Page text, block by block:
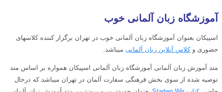
آموزشگاه زبان آلمانی خوب
اسپیکان بعنوان آموزشگاه زبان آلمانی خوب در تهران برگزار کننده کلاسهای
حضوری وکلاس آنلاین زبان آلمانی میباشد.
متد آموزش زبان آلمانی آموزشگاه زبان آلمانی اسپیکان همواره بر اساس متد
توصیه شده از سوی بخش فرهنگی سفارت آلمان در تهران میباشد که درحال